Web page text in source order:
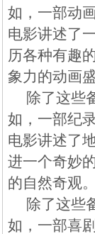
如，一部动
电影讲述了
历各种有趣
象力的动画盛
除了这些
如，一部纪
电影讲述了
进一个奇妙
的自然奇观。
除了这些
如，一部喜